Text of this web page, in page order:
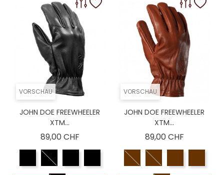
VORSCHAU
JOHN DOE FREEWHEELER
XTM...
89,00 CHFPreis
VORSCHAU
JOHN DOE FREEWHEELER
XTM...
89,00 CHFPreis